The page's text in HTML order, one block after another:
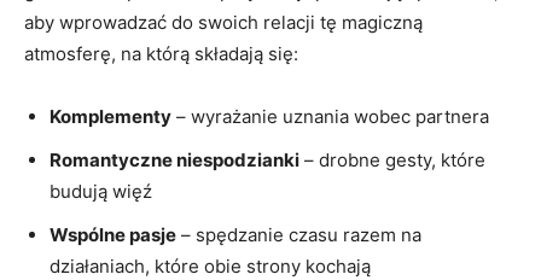
aby wprowadzać do swoich relacji tę magiczną
atmosferę, na którą składają się:
Komplementy – wyrażanie uznania wobec partnera
Romantyczne niespodzianki – drobne gesty, które
budują więź
Wspólne pasje – spędzanie czasu razem na
działaniach, które obie strony kochają